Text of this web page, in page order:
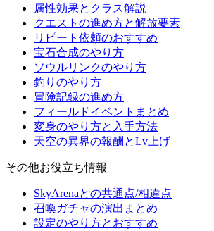
属性効果とクラス解説
クエストの進め方と解放要素
リピート依頼のおすすめ
宝石合成のやり方
ソウルリンクのやり方
釣りのやり方
冒険記録の進め方
フィールドイベントまとめ
変身のやり方と入手方法
天空の異界の報酬とLv上げ
その他お役立ち情報
SkyArenaとの共通点/相違点
召喚ガチャの演出まとめ
設定のやり方とおすすめ